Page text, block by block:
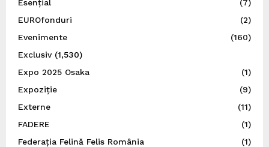
Esențial
(7)
EUROfonduri
(2)
Evenimente
(160)
Exclusiv(1,530)
Expo 2025 Osaka
(1)
Expoziție
(9)
Externe
(11)
FADERE
(1)
Federația Felină Felis România
(1)